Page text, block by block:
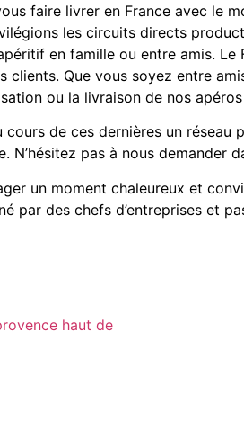
faire livrer en France avec le
les circuits directs
en famille ou entre amis.
clients. Que vous soyez entre
ou la livraison de nos
cours de ces dernières un
N’hésitez pas à nous
un moment chaleureux et
par des chefs d’entreprises et